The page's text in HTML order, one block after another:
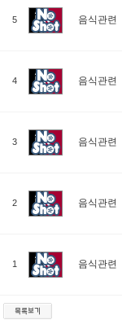
5 음식관련
4 음식관련
3 음식관련
2 음식관련
1 음식관련